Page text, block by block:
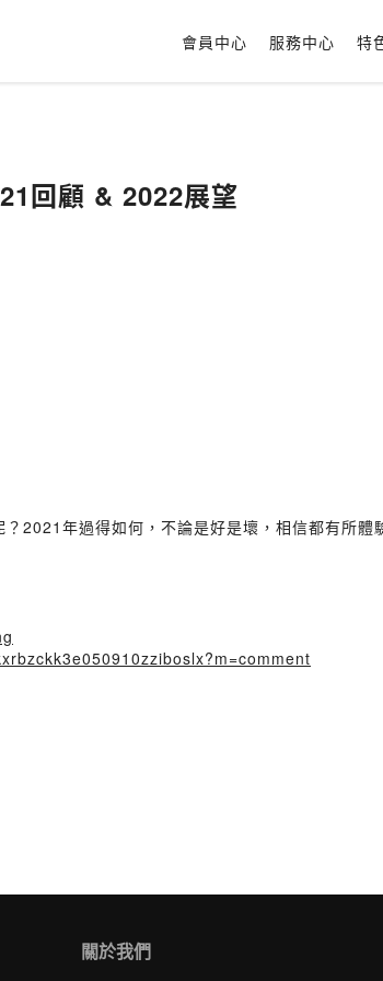
會員中心 服務中心 特
回顧 & 2022展望
2021年過得如何，不論是好是壞，相信都有所體
關於我們